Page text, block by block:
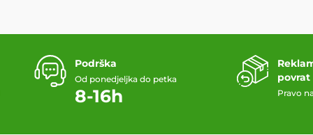
Podrška
Od ponedjeljka do petka
8-16h
povrat
Pravo